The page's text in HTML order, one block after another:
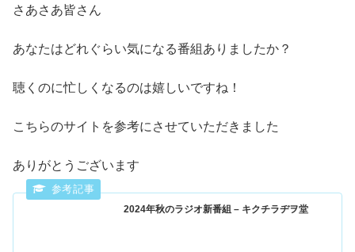
さあさあ皆さん
あなたはどれぐらい気になる番組ありましたか？
聴くのに忙しくなるのは嬉しいですね！
こちらのサイトを参考にさせていただきました
ありがとうございます
2024年秋のラジオ新番組 – キクチラヂヲ堂